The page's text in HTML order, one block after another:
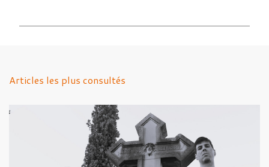
Articles les plus consultés